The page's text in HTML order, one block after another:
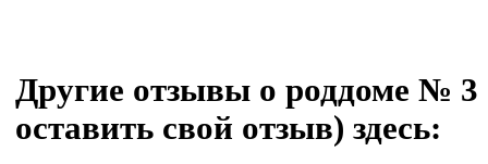
Другие отзывы о роддоме № 3
оставить свой отзыв) здесь: